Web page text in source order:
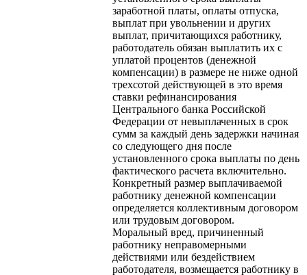
заработной платы, оплаты отпуска,
выплат при увольнении и других
выплат, причитающихся работнику,
работодатель обязан выплатить их с
уплатой процентов (денежной
компенсации) в размере не ниже одной
трехсотой действующей в это время
ставки рефинансирования
Центрального банка Российской
Федерации от невыплаченных в срок
сумм за каждый день задержки начиная
со следующего дня после
установленного срока выплаты по день
фактического расчета включительно.
Конкретный размер выплачиваемой
работнику денежной компенсации
определяется коллективным договором
или трудовым договором.
Моральный вред, причиненный
работнику неправомерными
действиями или бездействием
работодателя, возмещается работнику в